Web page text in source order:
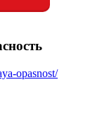
opasnost/